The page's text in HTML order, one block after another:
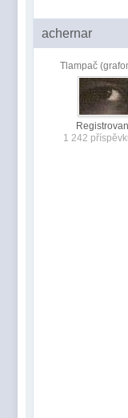
achernar
Tlampač
1 242